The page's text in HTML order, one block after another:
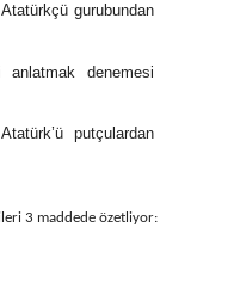
gurubundan
denemesi
putçulardan
3 maddede özetliyor: